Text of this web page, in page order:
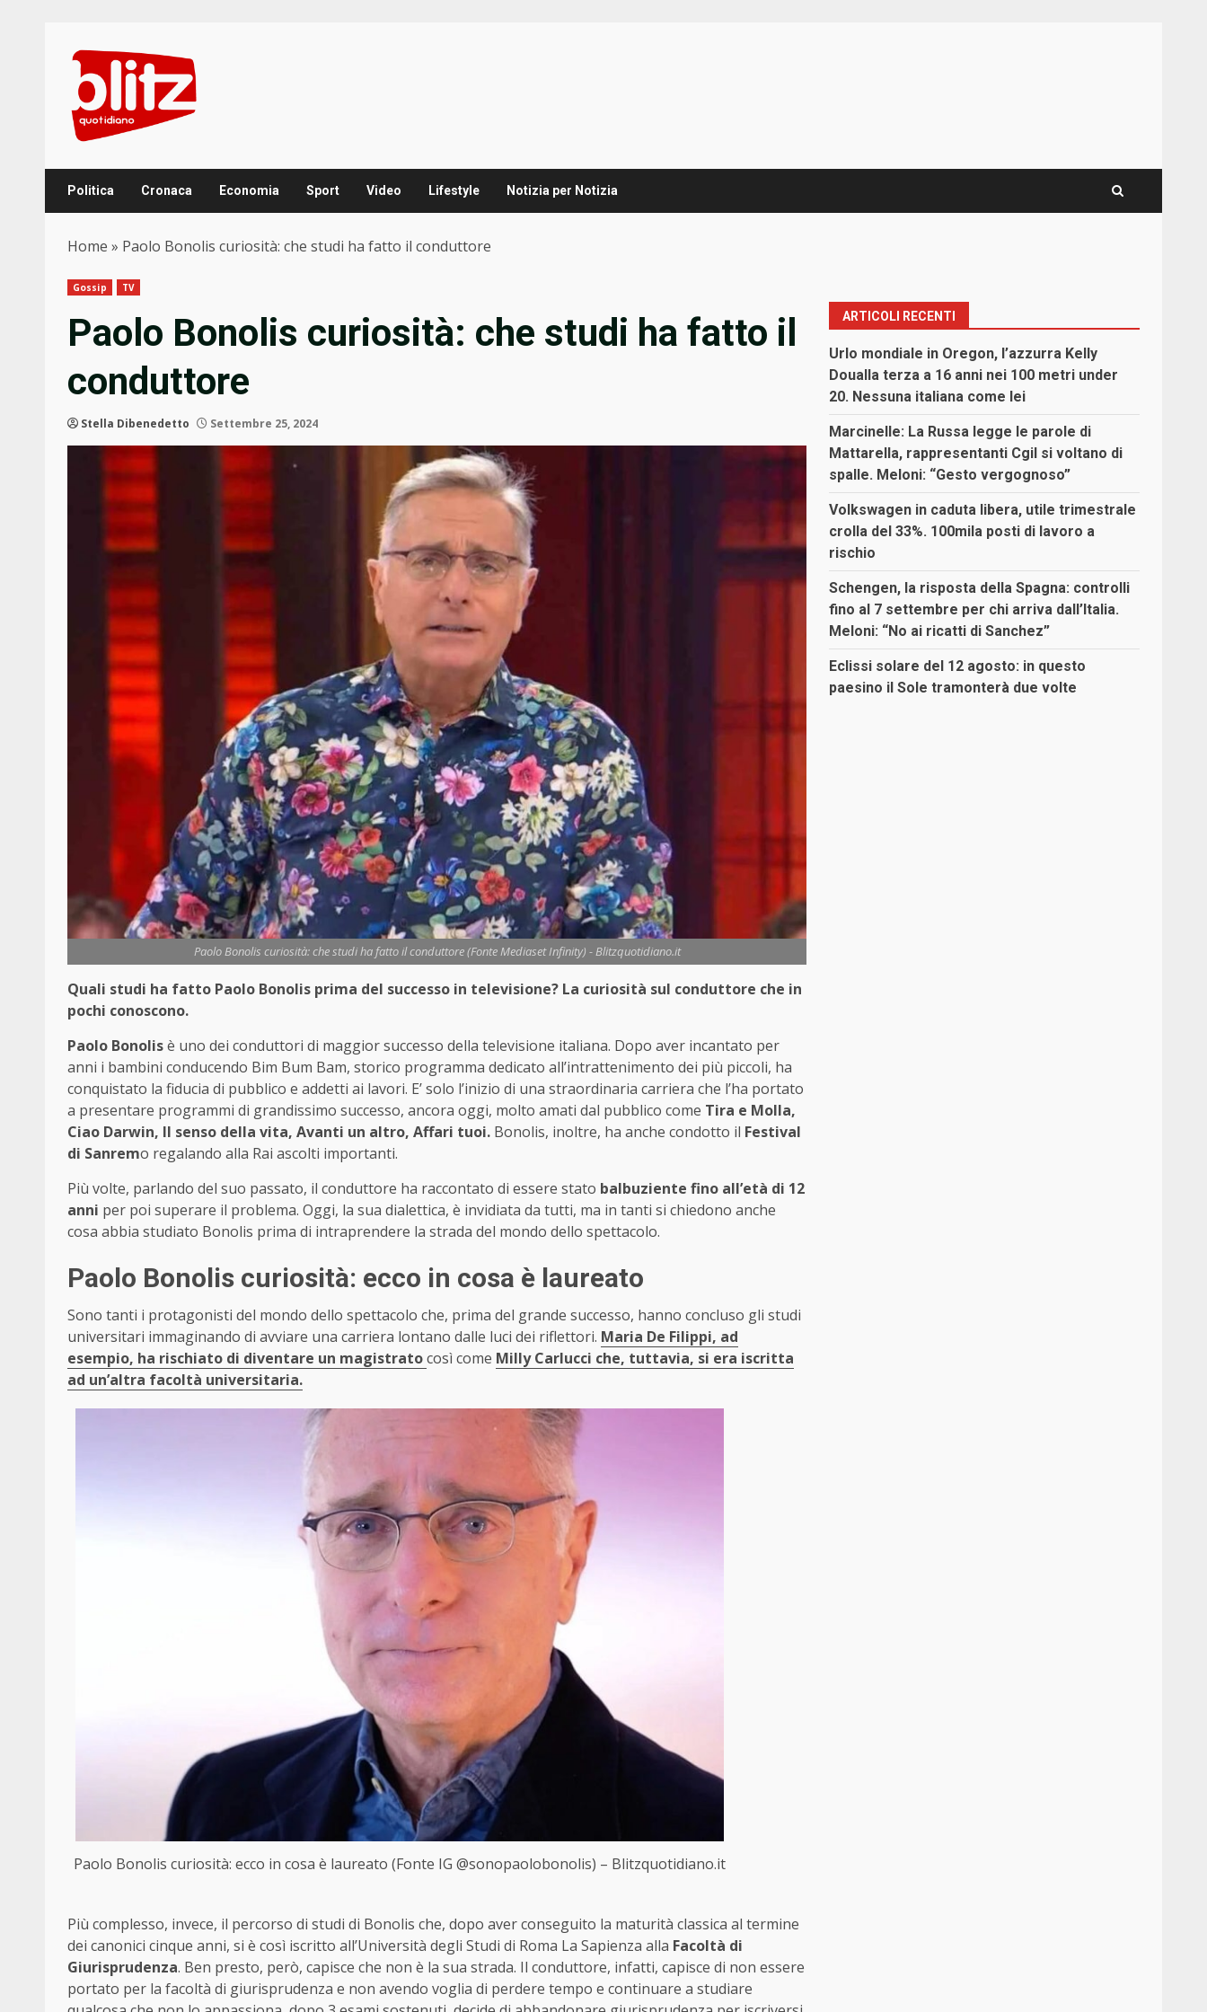
content
Politica Cronaca Economia Sport Video Lifestyle Notizia per Notizia
Home » Paolo Bonolis curiosità: che studi ha fatto il conduttore
Gossip TV
Paolo Bonolis curiosità: che studi ha fatto il
conduttore
Stella Dibenedetto Settembre 25, 2024
Paolo Bonolis curiosità: che studi ha fatto il conduttore (Fonte Mediaset Infinity) - Blitzquotidiano.it
Quali studi ha fatto Paolo Bonolis prima del successo in televisione? La curiosità sul conduttore che in
pochi conoscono.
Paolo Bonolisè uno dei conduttori di maggior successo della televisione italiana. Dopo aver incantato per
anni i bambini conducendo Bim Bum Bam, storico programma dedicato all’intrattenimento dei più piccoli, ha
conquistato la fiducia di pubblico e addetti ai lavori. E’ solo l’inizio di una straordinaria carriera che l’ha portato
a presentare programmi di grandissimo successo, ancora oggi, molto amati dal pubblico come Tira e Molla,
Ciao Darwin, Il senso della vita, Avanti un altro, Affari tuoi. Bonolis, inoltre, ha anche condotto il Festival
di Sanremo regalando alla Rai ascolti importanti.
Più volte, parlando del suo passato, il conduttore ha raccontato di essere stato balbuziente fino all’età di 12
anni per poi superare il problema. Oggi, la sua dialettica, è invidiata da tutti, ma in tanti si chiedono anche
cosa abbia studiato Bonolis prima di intraprendere la strada del mondo dello spettacolo.
Paolo Bonolis curiosità: ecco in cosa è laureato
Sono tanti i protagonisti del mondo dello spettacolo che, prima del grande successo, hanno concluso gli studi
universitari immaginando di avviare una carriera lontano dalle luci dei riflettori. Maria De Filippi, ad
esempio, ha rischiato di diventare un magistratocosì come Milly Carlucci che, tuttavia, si era iscritta
ad un’altra facoltà universitaria.
Paolo Bonolis curiosità: ecco in cosa è laureato (Fonte IG @sonopaolobonolis) – Blitzquotidiano.it
Più complesso, invece, il percorso di studi di Bonolis che, dopo aver conseguito la maturità classica al termine
dei canonici cinque anni, si è così iscritto all’Università degli Studi di Roma La Sapienza alla Facoltà di
Giurisprudenza. Ben presto, però, capisce che non è la sua strada. Il conduttore, infatti, capisce di non essere
portato per la facoltà di giurisprudenza e non avendo voglia di perdere tempo e continuare a studiare
ARTICOLI RECENTI
Urlo mondiale in Oregon, l’azzurra Kelly
Doualla terza a 16 anni nei 100 metri under
20. Nessuna italiana come lei
Marcinelle: La Russa legge le parole di
Mattarella, rappresentanti Cgil si voltano di
spalle. Meloni: “Gesto vergognoso”
Volkswagen in caduta libera, utile trimestrale
crolla del 33%. 100mila posti di lavoro a
rischio
Schengen, la risposta della Spagna: controlli
fino al 7 settembre per chi arriva dall’Italia.
Meloni: “No ai ricatti di Sanchez”
Eclissi solare del 12 agosto: in questo
paesino il Sole tramonterà due volte